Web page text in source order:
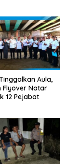
Aula,
Flyover Natar
12 Pejabat